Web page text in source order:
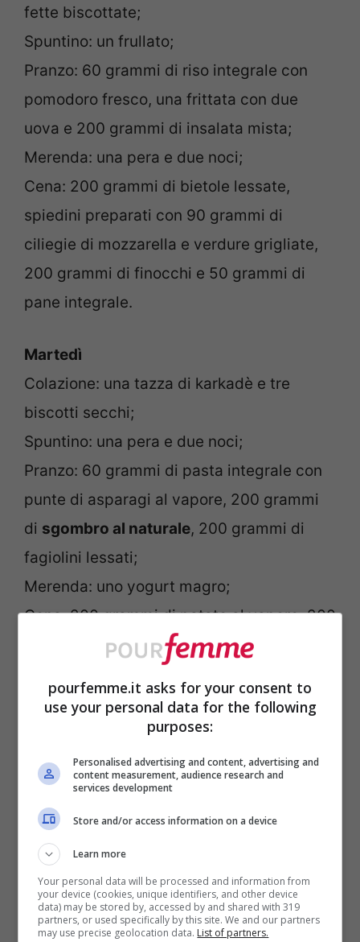
fette biscottate;
Spuntino: un frullato;
Pranzo: 60 grammi di riso integrale con
pomodoro fresco, una frittata con due
uova e 200 grammi di insalata mista;
Merenda: una pera e due noci;
Cena: 200 grammi di bietole lessate,
spiedini preparati con 90 grammi di
ciliegie di mozzarella e verdure grigliate,
200 grammi di finocchi e 50 grammi di
pane integrale.
Martedì
Colazione: una tazza di karkadè e tre
biscotti secchi;
Spuntino: una pera e due noci;
Pranzo: 60 grammi di pasta integrale con
punte di asparagi al vapore, 200 grammi
di sgombro al naturale, 200 grammi di
fagiolini lessati;
Merenda: uno yogurt magro;
Cena: 200 grammi di patate al vapore, 200
grammi di tranci disalmonecotti al forno
200 grammi di insalata, 50 grammi di pane
Mercoledì
Colazione: una tazza di tè verde con tre
fette biscottate;
Spuntino: tre albicocche;
Pranzo: 60 grammi di pasta integrale
condita con pomodoro fresco e filetti di
pourfemme.it asks for your consent to
use your personal data for the following
purposes:
Personalised advertising and content, advertising and
content measurement, audience research and
services development
Store and/or access information on a device
Learn more
Your personal data will be processed and information from
your device (cookies, unique identifiers, and other device
data) may be stored by, accessed by and shared with 319
partners, or used specifically by this site. We and our partners
may use precise geolocation data. List of partners.